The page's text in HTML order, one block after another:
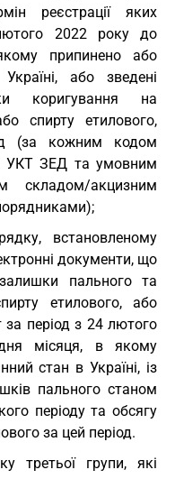
реєстрації яких
2022 року до
припинено або
або зведені
коригування на
спирту етилового,
(за кожним кодом
УКТ ЗЕД та умовним
акцизним
встановленому
документи, що
пального та
етилового, або
період з 24 лютого
місяця, в якому
стан в Україні, із
пального станом
періоду та обсягу
за цей період.
третьої групи, які